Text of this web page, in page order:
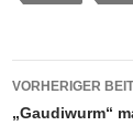
VORHERIGER
„Gaudiwurm“